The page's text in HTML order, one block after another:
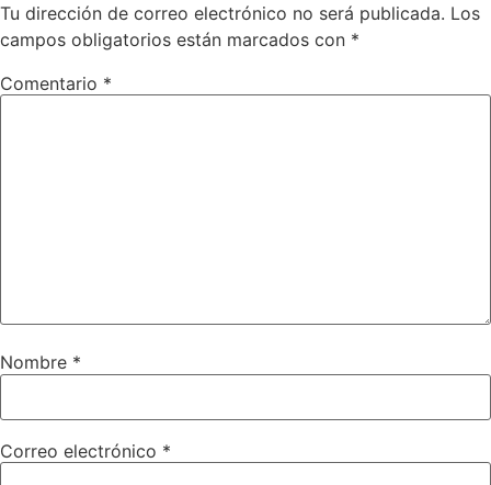
Tu dirección de correo electrónico no será publicada. Los
campos obligatorios están marcados con *
Comentario *
Nombre *
Correo electrónico *